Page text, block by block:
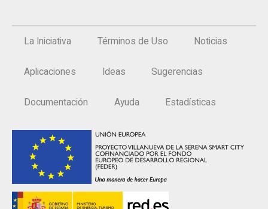
La Iniciativa Términos de Uso Noticias
Aplicaciones Ideas Sugerencias
Documentación Ayuda Estadísticas